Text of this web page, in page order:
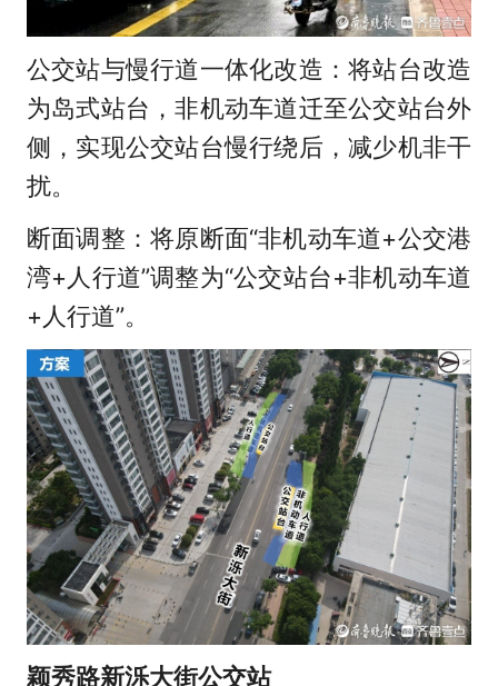
公交站与慢行道一体化改造：将站台改造
为岛式站台，非机动车道迁至公交站台外
侧，实现公交站台慢行绕后，减少机非干
扰。
断面调整：将原断面“非机动车道+公交港
湾+人行道”调整为“公交站台+非机动车道
+人行道”。
颖秀路新泺大街公交站